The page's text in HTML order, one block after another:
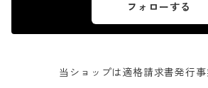
フォローする
当ショップは適格請求書発行事